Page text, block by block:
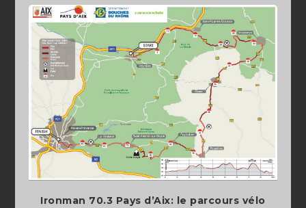
Ironman 70.3 Pays d’Aix: le parcours vélo